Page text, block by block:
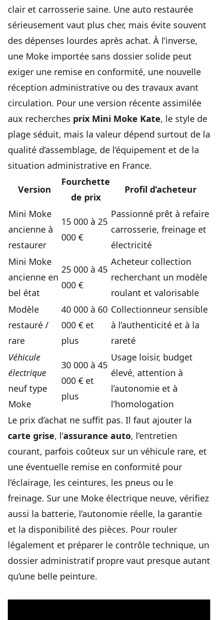
clair et carrosserie saine. Une auto restaurée
sérieusement vaut plus cher, mais évite souvent
des dépenses lourdes après achat. À l’inverse,
une Moke importée sans dossier solide peut
exiger une remise en conformité, une nouvelle
réception administrative ou des travaux avant
circulation. Pour une version récente assimilée
aux recherches prix Mini Moke Kate, le style de
plage séduit, mais la valeur dépend surtout de la
qualité d’assemblage, de l’équipement et de la
situation administrative en France.
Version
Fourchette
de prix
Profil d’acheteur
Mini Moke
ancienne à
restaurer
15 000 à 25
000 €
Passionné prêt à refaire
carrosserie, freinage et
électricité
Mini Moke
ancienne en
bel état
25 000 à 45
000 €
Acheteur collection
recherchant un modèle
roulant et valorisable
Modèle
restauré /
rare
40 000 à 60
000 € et
plus
Collectionneur sensible
à l’authenticité et à la
rareté
Véhicule
électrique
neuf type
Moke
30 000 à 45
000 € et
plus
Usage loisir, budget
élevé, attention à
l’autonomie et à
l’homologation
Le prix d’achat ne suffit pas. Il faut ajouter la
carte grise, l’assurance auto, l’entretien
courant, parfois coûteux sur un véhicule rare, et
une éventuelle remise en conformité pour
l’éclairage, les ceintures, les pneus ou le
freinage. Sur une Moke électrique neuve, vérifiez
aussi la batterie, l’autonomie réelle, la garantie
et la disponibilité des pièces. Pour rouler
légalement et préparer le contrôle technique, un
dossier administratif propre vaut presque autant
qu’une belle peinture.